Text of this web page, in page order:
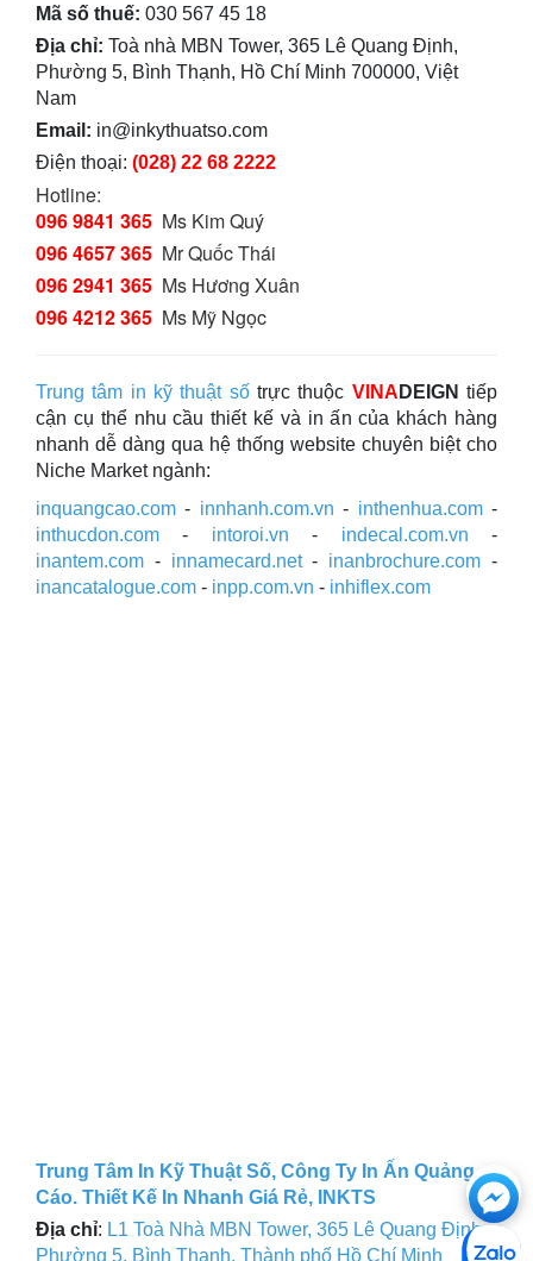
Mã số thuế: 030 567 45 18
Địa chỉ: Toà nhà MBN Tower, 365 Lê Quang Định,
Phường 5, Bình Thạnh, Hồ Chí Minh 700000, Việt
Nam
Email: in@inkythuatso.com
Điện thoại: (028) 22 68 2222
Hotline:
096 9841 365 Ms Kim Quý
096 4657 365 Mr Quốc Thái
096 2941 365 Ms Hương Xuân
096 4212 365 Ms Mỹ Ngọc
Trung tâm in kỹ thuật sốtrực thuộc VINA DEIGN tiếp
cận cụ thể nhu cầu thiết kế và in ấn của khách hàng
nhanh dễ dàng qua hệ thống website chuyên biệt cho
Niche Market ngành:
inquangcao.com - innhanh.com.vn - inthenhua.com-
inthucdon.com - intoroi.vn - indecal.com.vn -
inantem.com - innamecard.net- inanbrochure.com -
inancatalogue.com - inpp.com.vn - inhiflex.com
Trung Tâm In Kỹ Thuật Số, Công Ty In Ấn Quảng
Cáo. Thiết Kế In Nhanh Giá Rẻ, INKTS
Địa chỉ: L1 Toà Nhà MBN Tower, 365 Lê Quang Định,
Phường 5, Bình Thạnh, Thành phố Hồ Chí Minh
với